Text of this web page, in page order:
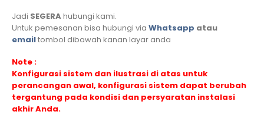
Jadi SEGERAhubungi kami.
Untuk pemesanan bisa hubungi via Whatsapp atau
emailtombol dibawah kanan layar anda
Note :
Konfigurasi sistem dan ilustrasi di atas untuk
perancangan awal, konfigurasi sistem dapat berubah
tergantung pada kondisi dan persyaratan instalasi
akhir Anda.